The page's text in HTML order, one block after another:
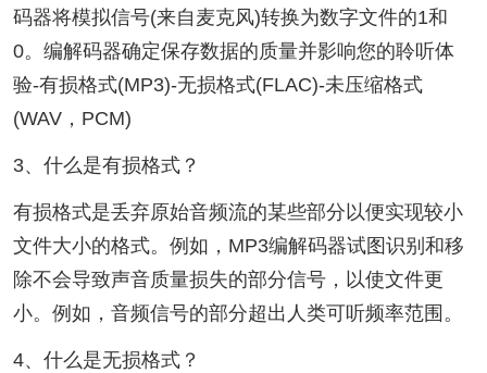
码器将模拟信号(来自麦克风)转换为数字文件的1和
0。编解码器确定保存数据的质量并影响您的聆听体
验-有损格式(MP3)-无损格式(FLAC)-未压缩格式
(WAV，PCM)
3、什么是有损格式？
有损格式是丢弃原始音频流的某些部分以便实现较小
文件大小的格式。例如，MP3编解码器试图识别和移
除不会导致声音质量损失的部分信号，以使文件更
小。例如，音频信号的部分超出人类可听频率范围。
4、什么是无损格式？